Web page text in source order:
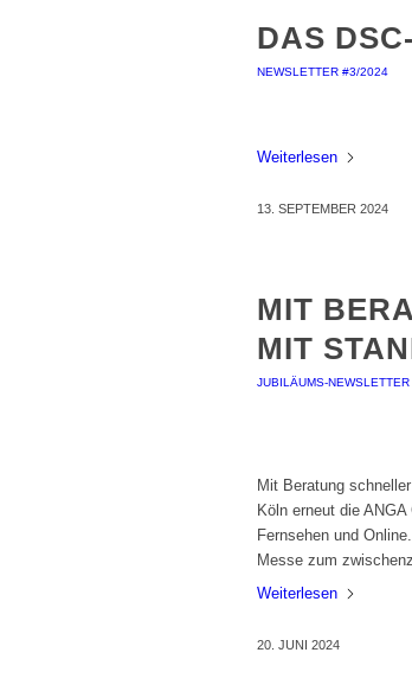
DAS
NEWSLETTER #3/2024
Weiterlesen
13. SEPTEMBER 2024
MIT
MIT
JUBILÄUMS-NEWSLETTER
Mit Beratung
Köln erneut die
Fernsehen und
Messe zum
Weiterlesen
20. JUNI 2024